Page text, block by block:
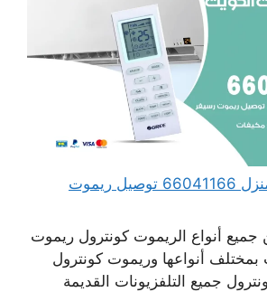
توصيل ريموت للمنزل 66041166 توصيل ريموت
جميع أنواع الريموت كونترول ريموت
بمختلف أنواعها وريموت كونترول
جميع التلفزيونات القديمة